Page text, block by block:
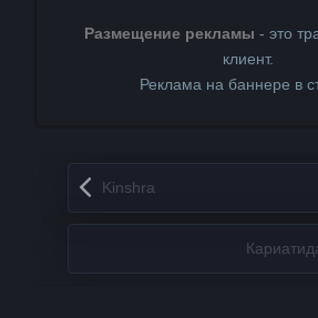
Размещение рекламы - это
клиент.
Реклама на баннере в
Запись навигация
Kinshra